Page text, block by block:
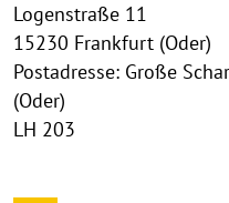
Logenstraße 11
15230 Frankfurt (Oder)
Postadresse: Große
(Oder)
LH 203